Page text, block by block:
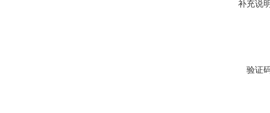
补充说
验证